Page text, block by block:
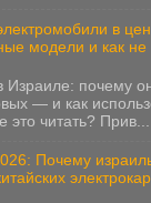
в
модели и как не
Израиле: почему
— и как
читать? Прив...
Почему